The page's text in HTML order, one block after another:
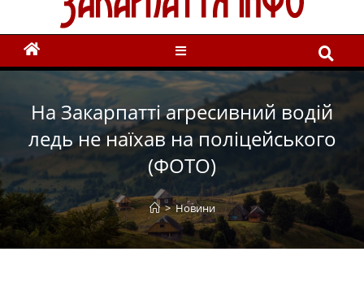
На Закарпатті агресивний водій
ледь не наїхав на поліцейського
(ФОТО)
> Новини